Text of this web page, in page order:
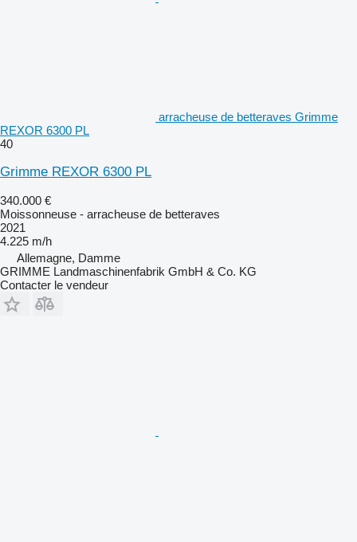
arracheuse de betteraves Grimme
REXOR 6300 PL
40
Grimme REXOR 6300 PL
340.000 €
Moissonneuse - arracheuse de betteraves
2021
4.225 m/h
Allemagne, Damme
GRIMME Landmaschinenfabrik GmbH & Co. KG
Contacter le vendeur